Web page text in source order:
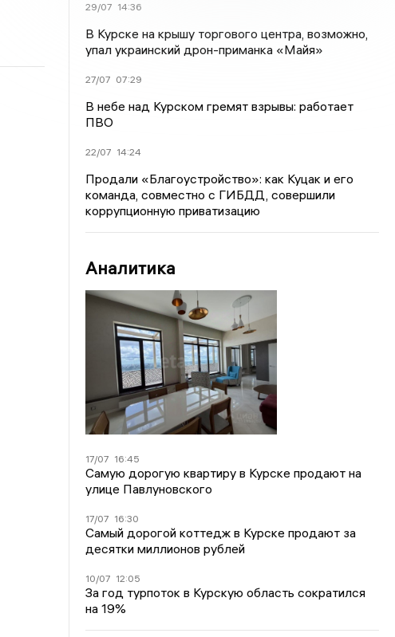
29/07 14:36
В Курске на крышу торгового центра, возможно,
упал украинский дрон-приманка «Майя»
27/07 07:29
В небе над Курском гремят взрывы: работает
ПВО
22/07 14:24
Продали «Благоустройство»: как Куцак и его
команда, совместно с ГИБДД, совершили
коррупционную приватизацию
Аналитика
17/07 16:45
Самую дорогую квартиру в Курске продают на
улице Павлуновского
17/07 16:30
Самый дорогой коттедж в Курске продают за
десятки миллионов рублей
10/07 12:05
За год турпоток в Курскую область сократился
на 19%